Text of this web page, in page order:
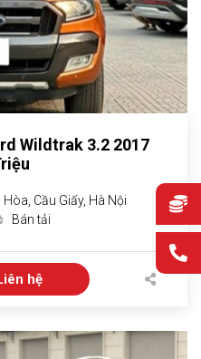
Wildtrak 3.2 2017
Cầu Giấy, Hà Nội
Bán tải
hệ